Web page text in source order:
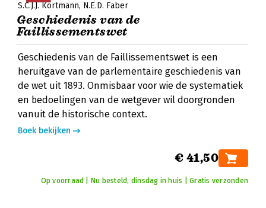
S.C.J.J. Kortmann N.E.D. Faber
Geschiedenis van de
Faillissementswet
Geschiedenis van de Faillissementswet is een
heruitgave van de parlementaire geschiedenis van
de wet uit 1893. Onmisbaar voor wie de systematiek
en bedoelingen van de wetgever wil doorgronden
vanuit de historische context.
Boek bekijken
€ 41,50
Op voorraad | Nu besteld, dinsdag in huis | Gratis verzonden